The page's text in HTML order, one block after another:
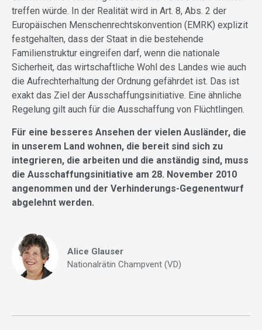
treffen würde. In der Realität wird in Art. 8, Abs. 2 der
Europäischen Menschenrechtskonvention (EMRK) explizit
festgehalten, dass der Staat in die bestehende
Familienstruktur eingreifen darf, wenn die nationale
Sicherheit, das wirtschaftliche Wohl des Landes wie auch
die Aufrechterhaltung der Ordnung gefährdet ist. Das ist
exakt das Ziel der Ausschaffungsinitiative. Eine ähnliche
Regelung gilt auch für die Ausschaffung von Flüchtlingen.
Für eine besseres Ansehen der vielen Ausländer, die
in unserem Land wohnen, die bereit sind sich zu
integrieren, die arbeiten und die anständig sind, muss
die Ausschaffungsinitiative am 28. November 2010
angenommen und der Verhinderungs-Gegenentwurf
abgelehnt werden.
Alice Glauser
Nationalrätin Champvent (VD)